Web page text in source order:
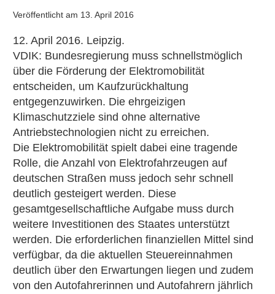
Veröffentlicht am 13. April 2016
12. April 2016. Leipzig.
VDIK: Bundesregierung muss schnellstmöglich
über die Förderung der Elektromobilität
entscheiden, um Kaufzurückhaltung
entgegenzuwirken. Die ehrgeizigen
Klimaschutzziele sind ohne alternative
Antriebstechnologien nicht zu erreichen.
Die Elektromobilität spielt dabei eine tragende
Rolle, die Anzahl von Elektrofahrzeugen auf
deutschen Straßen muss jedoch sehr schnell
deutlich gesteigert werden. Diese
gesamtgesellschaftliche Aufgabe muss durch
weitere Investitionen des Staates unterstützt
werden. Die erforderlichen finanziellen Mittel sind
verfügbar, da die aktuellen Steuereinnahmen
deutlich über den Erwartungen liegen und zudem
von den Autofahrerinnen und Autofahrern jährlich